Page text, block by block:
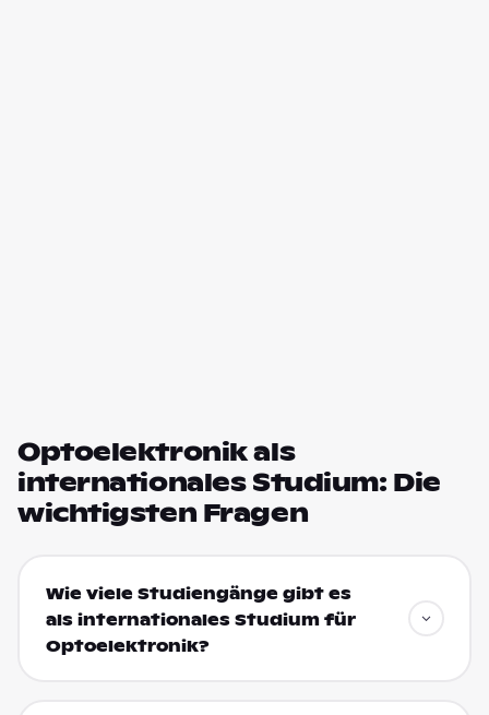
Optoelektronik als
internationales Studium: Die
wichtigsten Fragen
Wie viele Studiengänge gibt es
als internationales Studium für
Optoelektronik?